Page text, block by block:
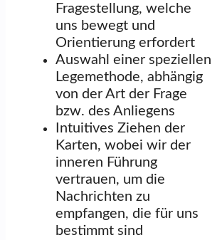
Fragestellung, welche
uns bewegt und
Orientierung erfordert
Auswahl einer speziellen
Legemethode, abhängig
von der Art der Frage
bzw. des Anliegens
Intuitives Ziehen der
Karten, wobei wir der
inneren Führung
vertrauen, um die
Nachrichten zu
empfangen, die für uns
bestimmt sind